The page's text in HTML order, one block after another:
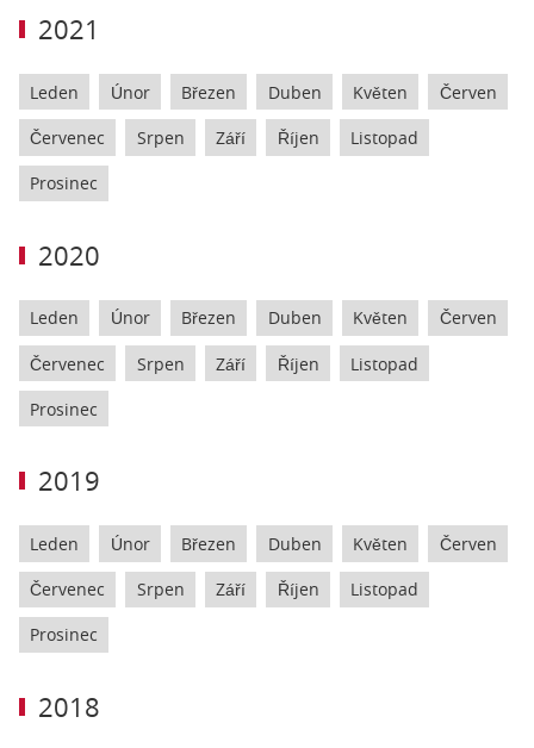
2021
Leden Únor Březen Duben Květen Červen
Červenec Srpen Září Říjen Listopad
Prosinec
2020
Leden Únor Březen Duben Květen Červen
Červenec Srpen Září Říjen Listopad
Prosinec
2019
Leden Únor Březen Duben Květen Červen
Červenec Srpen Září Říjen Listopad
Prosinec
2018